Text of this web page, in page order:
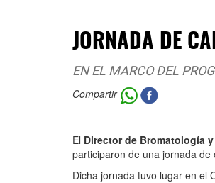
JORNADA DE
EN EL MARCO DEL
Compartir
El Director de Bromatología
participaron de una jornada de
Dicha jornada tuvo lugar en el